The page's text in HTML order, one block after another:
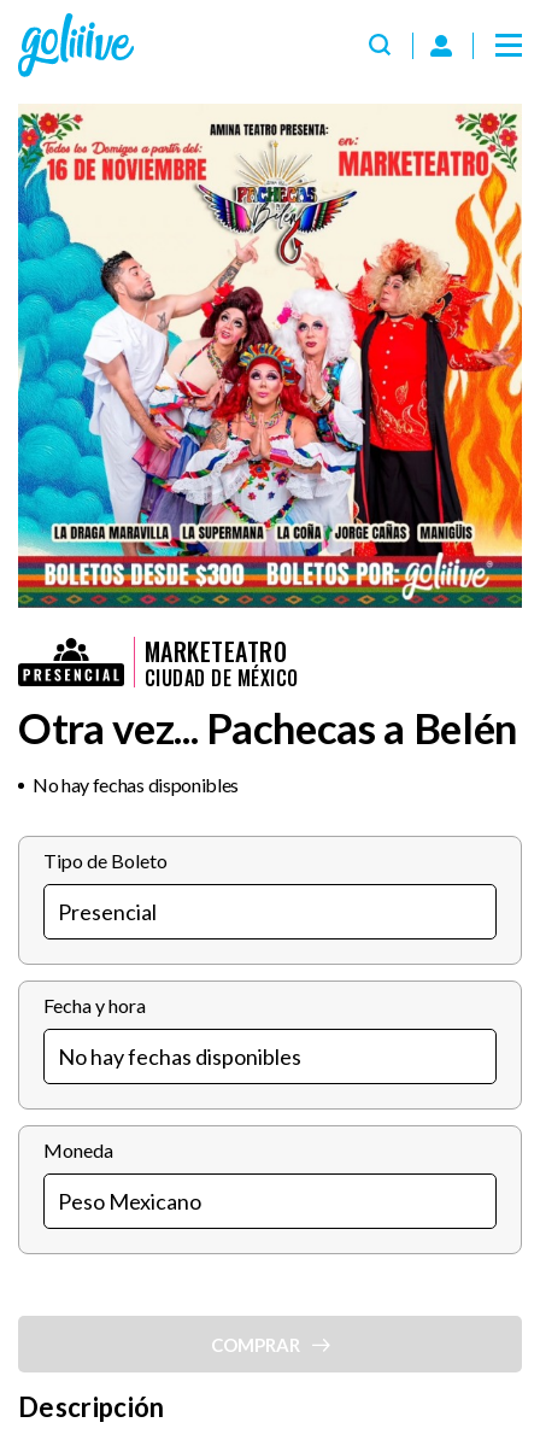
MARKETEATRO
CIUDAD DE MÉXICO
Otra vez... Pachecas a Belén
No hay fechas disponibles
Tipo de Boleto
Fecha y hora
Moneda
COMPRAR
Descripción